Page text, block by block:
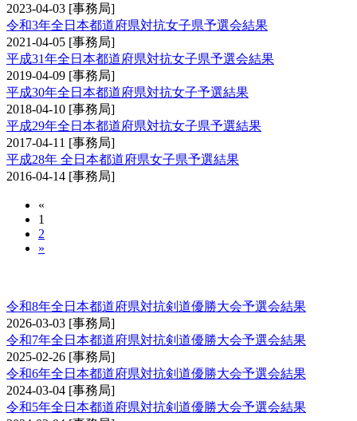
2023-04-03 [事務局]
令和3年全日本都道府県対抗女子県予選会結果
2021-04-05 [事務局]
平成31年全日本都道府県対抗女子県予選会結果
2019-04-09 [事務局]
平成30年全日本都道府県対抗女子予選結果
2018-04-10 [事務局]
平成29年全日本都道府県対抗女子県予選結果
2017-04-11 [事務局]
平成28年 全日本都道府県女子県予選結果
2016-04-14 [事務局]
«
1
2
»
令和8年全日本都道府県対抗剣道優勝大会予選会結果
2026-03-03 [事務局]
令和7年全日本都道府県対抗剣道優勝大会予選会結果
2025-02-26 [事務局]
令和6年全日本都道府県対抗剣道優勝大会予選会結果
2024-03-04 [事務局]
令和5年全日本都道府県対抗剣道優勝大会予選会結果